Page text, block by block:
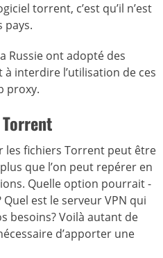
torrent, c’est qu’il n’est
pays.
Russie ont adopté des
interdire l’utilisation de ces
proxy.
les fichiers Torrent peut être
que l’on peut repérer en
Quelle option pourrait -
est le serveur VPN qui
besoins? Voilà autant de
d’apporter une